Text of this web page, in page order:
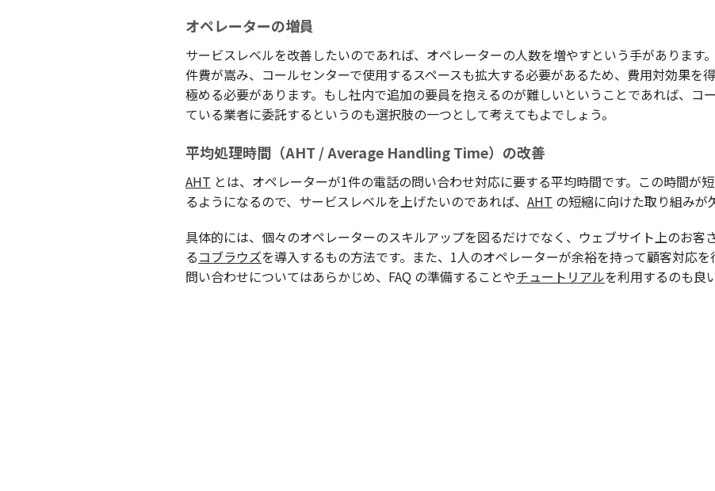
オペレーターの増員
サービスレベルを改善したいのであれば、オペレーターの人数を増やすという手があります
件費が嵩み、コールセンターで使用するスペースも拡大する必要があるため、費用対効果を
極める必要があります。もし社内で追加の要員を抱えるのが難しいということであれば、コ
ている業者に委託するというのも選択肢の一つとして考えてもよでしょう。
平均処理時間（AHT / Average Handling Time）の改善
AHT とは、オペレーターが1件の電話の問い合わせ対応に要する平均時間です。この時間が
るようになるので、サービスレベルを上げたいのであれば、 AHT の短縮に向けた取り組みが
具体的には、個々のオペレーターのスキルアップを図るだけでなく、ウェブサイト上のお客
るコブラウズを導入するもの方法です。また、1人のオペレーターが余裕を持って顧客対応
問い合わせについてはあらかじめ、FAQ の準備することやチュートリアルを利用するのも良